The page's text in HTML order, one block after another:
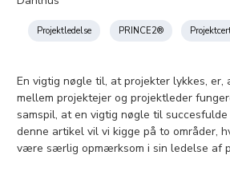
Projektledelse PRINCE2®
En vigtig nøgle til, at projekter lykkes, er,
mellem projektejer og projektleder
samspil, at en vigtig nøgle til
denne artikel vil vi kigge på to områder,
være særlig opmærksom i sin ledelse af